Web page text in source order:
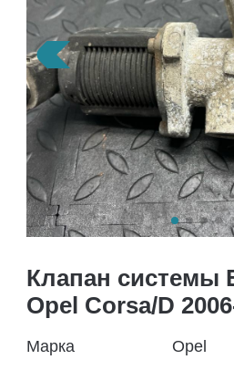
Клапан системы
Opel Corsa/D
Марка
Opel